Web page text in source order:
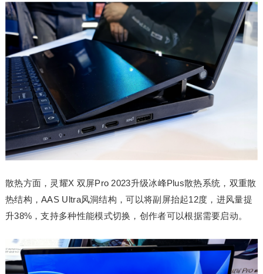
散热方面，灵耀X 双屏Pro 2023升级冰峰Plus散热系统，双重散
热结构，AAS Ultra风洞结构，可以将副屏抬起12度，进风量提
升38%，支持多种性能模式切换，创作者可以根据需要启动。